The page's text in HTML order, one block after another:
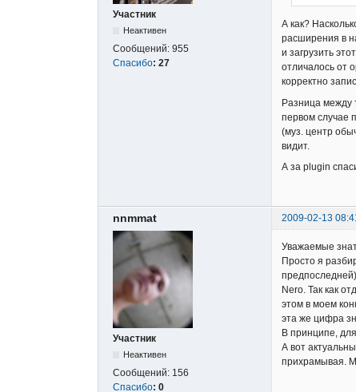
Участник
Неактивен
Сообщений: 955
Спасибо: 27
А как?
расширения в
и загрузить
отличалось от
корректно
Разница между
первом случае
(муз. центр
видит.
А за plugin
nnmmat 2009-02-13
Участник
Неактивен
Сообщений: 156
Спасибо: 0
Уважаемые
Просто я
Nero. Так как
этом в моем
эта же цифра
В принципе,
А вот
прихрамывая.